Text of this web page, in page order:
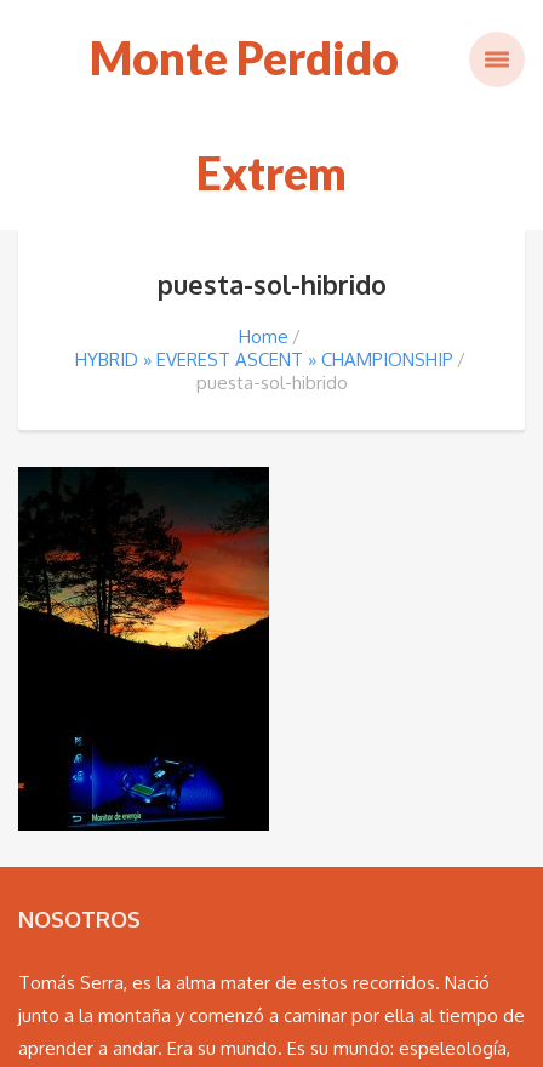
Monte Perdido
Extrem
puesta-sol-hibrido
Home
HYBRID » EVEREST ASCENT » CHAMPIONSHIP
puesta-sol-hibrido
NOSOTROS
Tomás Serra, es la alma mater de estos recorridos. Nació
junto a la montaña y comenzó a caminar por ella al tiempo de
aprender a andar. Era su mundo. Es su mundo: espeleología,